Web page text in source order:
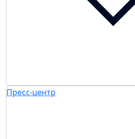
Пресс-центр